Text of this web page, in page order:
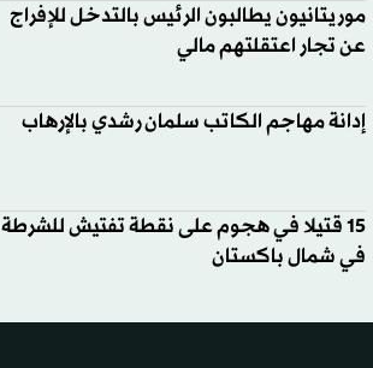
موريتانيون يطالبون الرئيس بالتدخل للإفراج
عن تجار اعتقلتهم مالي
إدانة مهاجم الكاتب سلمان رشدي بالإرهاب
15 قتيلا في هجوم على نقطة تفتيش للشرطة
في شمال باكستان